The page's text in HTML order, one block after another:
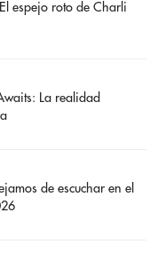
espejo roto de Charli
La realidad
de escuchar en el